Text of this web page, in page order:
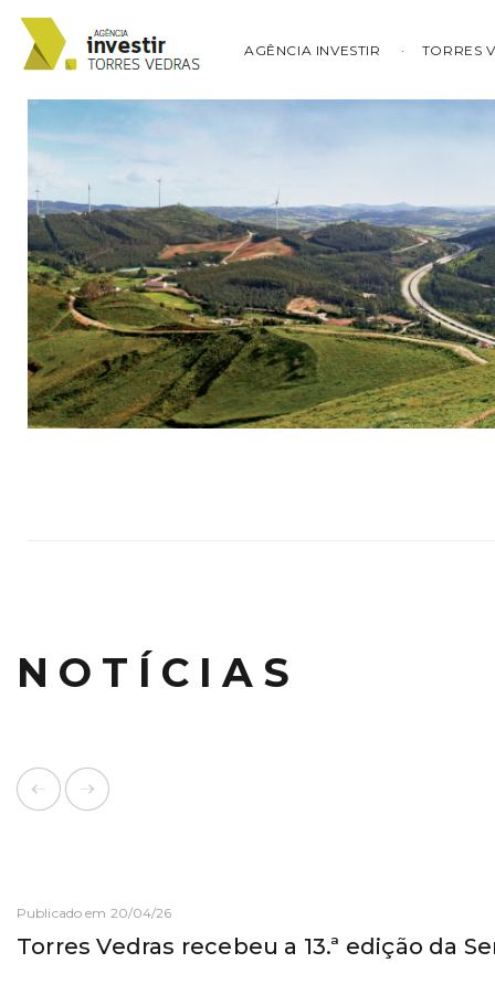
AGÊNCIA INVESTIR TORRES
NOTÍCIAS
Publicado em 20/04/26
Torres Vedras recebeu a 13.ª edição da